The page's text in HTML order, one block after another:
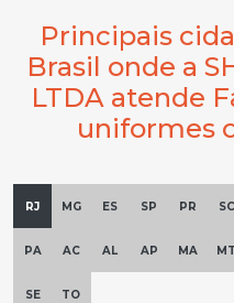
Principais
Brasil onde a
LTDA atende
uniformes
RJ MG ES SP PR SC
PA AC AL AP MA MT
SE TO